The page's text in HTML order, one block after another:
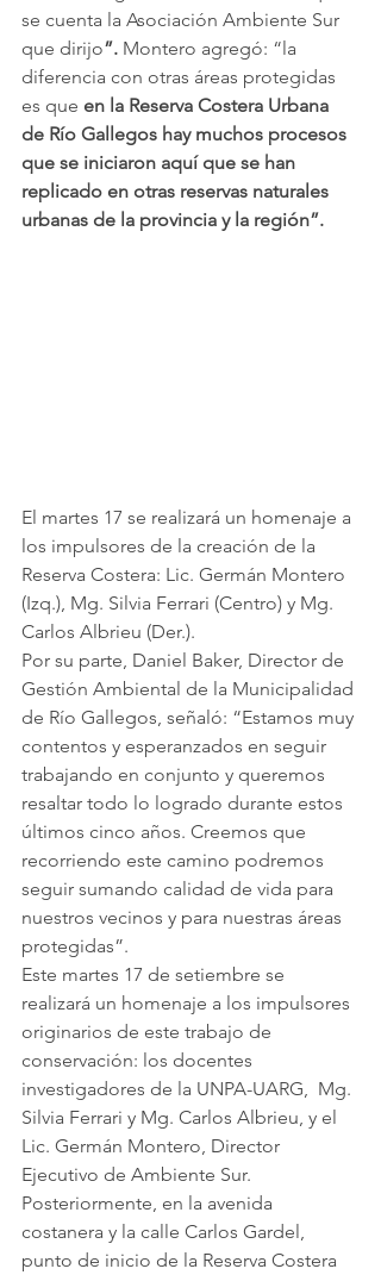
se cuenta la Asociación Ambiente Sur
que dirijo”. Montero agregó: “la
diferencia con otras áreas protegidas
es que en la Reserva Costera Urbana
de Río Gallegos hay muchos procesos
que se iniciaron aquí que se han
replicado en otras reservas naturales
urbanas de la provincia y la región”.
El martes 17 se realizará un homenaje a
los impulsores de la creación de la
Reserva Costera: Lic. Germán Montero
(Izq.), Mg. Silvia Ferrari (Centro) y Mg.
Carlos Albrieu (Der.).
Por su parte, Daniel Baker, Director de
Gestión Ambiental de la Municipalidad
de Río Gallegos, señaló: “Estamos muy
contentos y esperanzados en seguir
trabajando en conjunto y queremos
resaltar todo lo logrado durante estos
últimos cinco años. Creemos que
recorriendo este camino podremos
seguir sumando calidad de vida para
nuestros vecinos y para nuestras áreas
protegidas”.
Este martes 17 de setiembre se
realizará un homenaje a los impulsores
originarios de este trabajo de
conservación: los docentes
investigadores de la UNPA-UARG,  Mg.
Silvia Ferrari y Mg. Carlos Albrieu, y el
Lic. Germán Montero, Director
Ejecutivo de Ambiente Sur.
Posteriormente, en la avenida
costanera y la calle Carlos Gardel,
punto de inicio de la Reserva Costera